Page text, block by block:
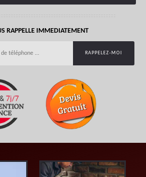
RAPPELLE IMMEDIATEMENT